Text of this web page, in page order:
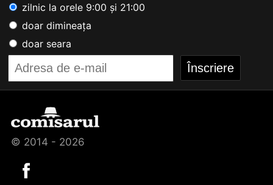
zilnic la orele 9:00 și 21:00
doar dimineața
doar seara
© 2014 - 2026